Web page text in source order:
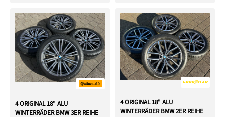
4 ORIGINAL 18" ALU
WINTERRÄDER BMW 3ER REIHE
4 ORIGINAL 18" ALU
WINTERRÄDER BMW 2ER REIHE